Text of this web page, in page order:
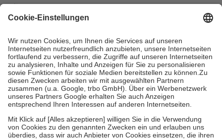
mit.
Grundsätzlich leisten Mitglieder Zuzahlungen in Höhe von zehn
höchstens zehn Euro.
Es sind jedoch nie mehr als die tatsächlichen
Kosten der Leistung zu entrichten.
Diese Regeln gelten grundsätzlich auch für Online-Apotheken.
Bei Heilmitteln und häuslicher Krankenpflege beträgt die
Zuzahlung zehn Prozent der Kosten sowie zehn Euro je
Verordnung.
Um das Engagement der Versicherten für ihre eigene Gesundheit zu
stärken und die besondere Stellung der Familie zu unterstützen,
fallenkeine Zuzahlungenan bei:
• Kindern und Jugendlichen bis zum vollendeten 18. Lebensjahr